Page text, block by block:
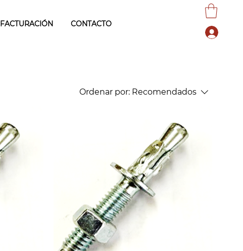
FACTURACIÓN CONTACTO
Ordenar por: Recomendados